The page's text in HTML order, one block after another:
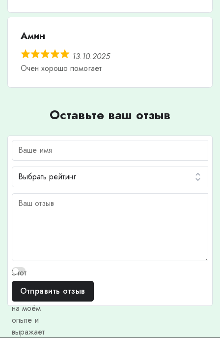
Амин
13.10.2025
Очен хорошо помогает
Оставьте ваш отзыв
Этот
отзыв
основан
на моём
опыте и
выражает
Отправить отзыв